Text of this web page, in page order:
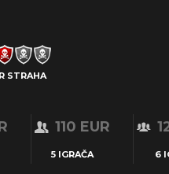
STRAHA
110 EUR
5 IGRAČA 6